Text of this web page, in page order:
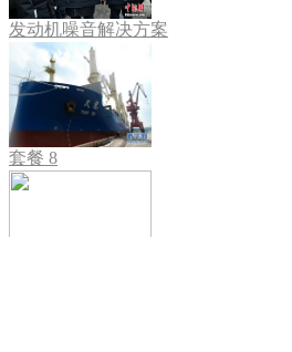
发动机噪音解决方案
套餐 8